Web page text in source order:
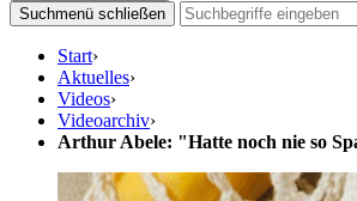
Suchmenü schließen
Start›
Aktuelles›
Videos›
Videoarchiv›
Arthur Abele: "Hatte noch nie so